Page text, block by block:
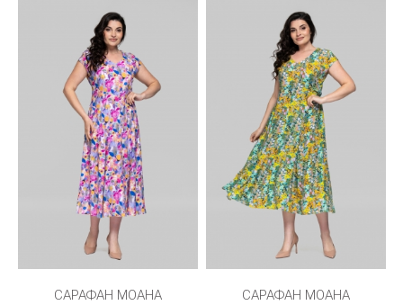
САРАФАН МОАНА САРАФАН МОАНА